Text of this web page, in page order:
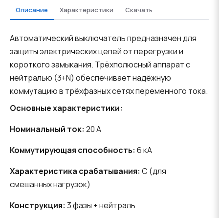
Описание Характеристики Скачать
Автоматический выключатель предназначен для
защиты электрических цепей от перегрузки и
короткого замыкания. Трёхполюсный аппарат с
нейтралью (3+N) обеспечивает надёжную
коммутацию в трёхфазных сетях переменного тока.
Основные характеристики:
Номинальный ток: 20 A
Коммутирующая способность: 6 кА
Характеристика срабатывания: C (для
смешанных нагрузок)
Конструкция: 3 фазы + нейтраль